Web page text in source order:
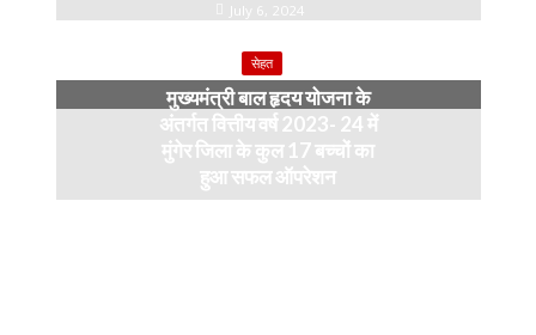
July 6, 2024
सेहत
मुख्यमंत्री बाल हृदय योजना के
अंतर्गत वित्तीय वर्ष 2023- 24 में
मुंगेर जिला के कुल 17 बच्चों का
हुआ सफल ऑपरेशन